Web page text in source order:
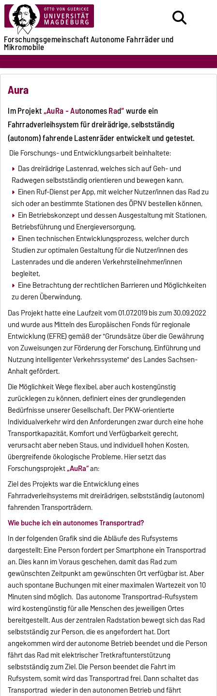
ForschungsgemeinschaftAutonome Fahrräderund
Mikromobile
Aura
Im Projekt„AuRa - AutonomesRad“wurde ein
Fahrradverleihsystem für dreirädrige, selbstständig
(autonom) fahrende Lastenräder entwickelt und getestet.
Die Forschungs- und Entwicklungsarbeit beinhaltete:
Das dreirädrige Lastenrad, welches sich auf Geh- und
Radwegen selbstständig orientieren und bewegen kann,
Einen Ruf-Dienst per App, mit welcher Nutzer/innen das Rad zu
sich oder an bestimmte Stationen des ÖPNV bestellen können,
Ein Betriebskonzept und dessen Ausgestaltung mit Stationen,
Betriebsführung und Energieversorgung,
Einen technischen Entwicklungsprozess, welcher durch
Studien zur optimalen Gestaltung für die Nutzer/innen des
Lastenrades und die anderen Verkehrsteilnehmer/innen
begleitet,
Eine Betrachtung der rechtlichen Barrieren und Möglichkeiten
zu deren Überwindung.
Das Projekt hatte eine Laufzeit vom 01.07.2019 bis zum 30.09.2022
und wurde aus Mitteln des Europäischen Fonds für regionale
Entwicklung (EFRE) gemäß der "Grundsätze über die Gewährung
von Zuweisungen zur Förderung der Forschung, Einführung und
Nutzung intelligenter Verkehrssysteme" des Landes Sachsen-
Anhalt gefördert.
Die Möglichkeit Wege flexibel, aber auch kostengünstig
zurücklegen zu können, definiert eines der grundlegenden
Bedürfnisse unserer Gesellschaft. Der PKW-orientierte
Individualverkehr wird den Anforderungen zwar durch eine hohe
Transportkapazität, Komfort und Verfügbarkeit gerecht,
verursacht aber neben Staus, und individuell hohen Kosten,
übergreifende ökologische Probleme. Hier setzt das
Forschungsprojekt„AuRa“an:
Ziel des Projekts war die Entwicklung eines
Fahrradverleihsystems mit dreirädrigen, selbstständig (autonom)
fahrenden Transporträdern.
Wie buche ich ein autonomes Transportrad?
In der folgenden Grafik sind die Abläufe des Rufsystems
dargestellt: Eine Person fordert per Smartphone ein Transportrad
an. Dies kann im Voraus geschehen, damit das Rad zum
gewünschten Zeitpunkt am gewünschten Ort verfügbar ist. Aber
auch spontane Buchungen mit einer maximalen Wartezeit von 10
Minuten sind möglich. Das autonome Transportrad-Rufsystem
wird kostengünstig für alle Menschen des jeweiligen Ortes
bereitgestellt. Aus der zentralen Radstation bewegt sich das Rad
selbstständig zur Person, die es angefordert hat. Dort
angekommen wird der autonome Betrieb beendet und die Person
fährt das Rad mit elektrischer Tretkraftunterstützung
selbstständig zum Ziel. Die Person beendet die Fahrt im
Rufsystem, somit wird das Transportrad frei. Dann schaltet das
Transportrad wieder in den autonomen Betrieb und fährt